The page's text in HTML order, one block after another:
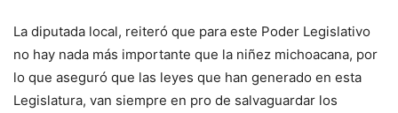
La diputada local, reiteró que para este Poder Legislativo
no hay nada más importante que la niñez michoacana, por
lo que aseguró que las leyes que han generado en esta
Legislatura, van siempre en pro de salvaguardar los